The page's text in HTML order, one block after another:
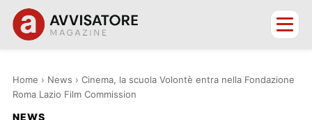
Home › News › Cinema, la scuola Volontè entra nella Fondazione
Roma Lazio Film Commission
NEWS